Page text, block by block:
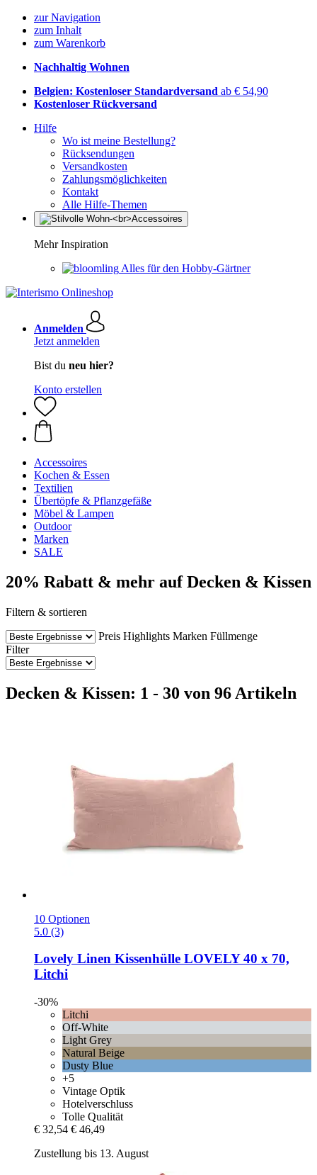
zur Navigation
zum Inhalt
zum Warenkorb
Nachhaltig Wohnen
Belgien: Kostenloser Standardversand ab € 54,90
Kostenloser Rückversand
Hilfe
Wo ist meine Bestellung?
Rücksendungen
Versandkosten
Zahlungsmöglichkeiten
Kontakt
Alle Hilfe-Themen
Mehr Inspiration
Alles für den Hobby-Gärtner
Anmelden
Jetzt anmelden
Bist du neu hier?
Konto erstellen
Accessoires
Kochen & Essen
Textilien
Übertöpfe & Pflanzgefäße
Möbel & Lampen
Outdoor
Marken
SALE
20% Rabatt & mehr auf Decken & Kissen
Filtern & sortieren
Preis Highlights Marken Füllmenge
Filter
Decken & Kissen: 1 - 30 von 96 Artikeln
10 Optionen
5.0 (3)
Lovely Linen Kissenhülle LOVELY 40 x 70,
Litchi
-30%
Litchi
Off-White
Light Grey
Natural Beige
Dusty Blue
+5
Vintage Optik
Hotelverschluss
Tolle Qualität
€ 32,54 € 46,49
Zustellung bis 13. August